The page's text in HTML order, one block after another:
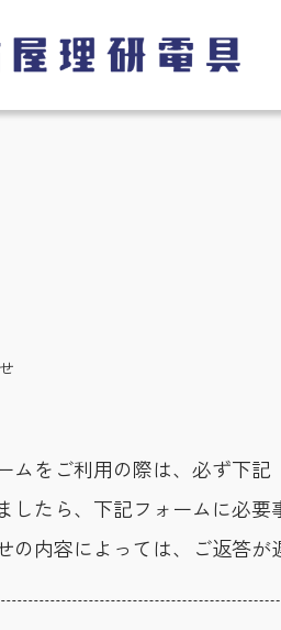
ムをご利用の際は、必ず下記
したら、下記フォームに必
の内容によっては、ご返答が